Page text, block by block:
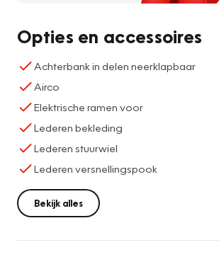
Opties en accessoires
Achterbank in delen neerklapbaar
Airco
Elektrische ramen voor
Lederen bekleding
Lederen stuurwiel
Lederen versnellingspook
Bekijk alles